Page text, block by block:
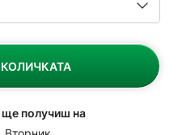
ще получиш на